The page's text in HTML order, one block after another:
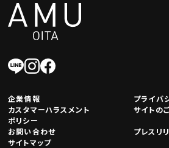
企業情報
プライバ
カスタマーハラスメント
ポリシー
サイトの
お問い合わせ
プレスリ
サイトマップ